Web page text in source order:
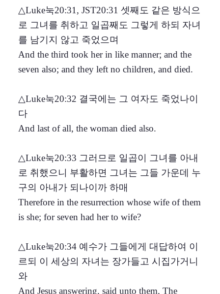
△Luke눅20:31, JST20:31 셋째도 같은 방식으
로 그녀를 취하고 일곱째도 그렇게 하되 자녀
를 남기지 않고 죽었으며
And the third took her in like manner; and the
seven also; and they left no children, and died.
△Luke눅20:32 결국에는 그 여자도 죽었나이
다
And last of all, the woman died also.
△Luke눅20:33 그러므로 일곱이 그녀를 아내
로 취했으니 부활하면 그녀는 그들 가운데 누
구의 아내가 되나이까 하매
Therefore in the resurrection whose wife of them
is she; for seven had her to wife?
△Luke눅20:34 예수가 그들에게 대답하여 이
르되 이 세상의 자녀는 장가들고 시집가거니
와
And Jesus answering, said unto them, The